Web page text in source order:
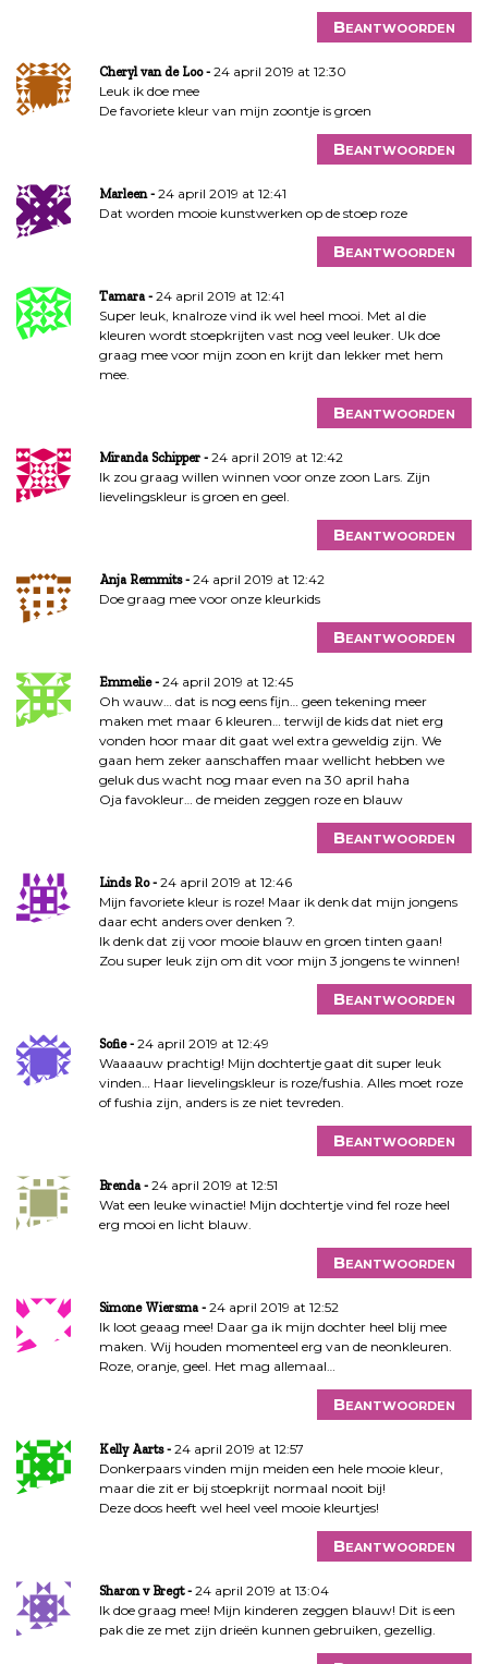
Beantwoorden
Cheryl van de Loo
24 april 2019 at 12:30
Leuk ik doe mee
De favoriete kleur van mijn zoontje is groen
Beantwoorden
Marleen
24 april 2019 at 12:41
Dat worden mooie kunstwerken op de stoep roze
Beantwoorden
Tamara
24 april 2019 at 12:41
Super leuk, knalroze vind ik wel heel mooi. Met al die
kleuren wordt stoepkrijten vast nog veel leuker. Uk doe
graag mee voor mijn zoon en krijt dan lekker met hem
mee.
Beantwoorden
Miranda Schipper
24 april 2019 at 12:42
Ik zou graag willen winnen voor onze zoon Lars. Zijn
lievelingskleur is groen en geel.
Beantwoorden
Anja Remmits
24 april 2019 at 12:42
Doe graag mee voor onze kleurkids
Beantwoorden
Emmelie
24 april 2019 at 12:45
Oh wauw… dat is nog eens fijn… geen tekening meer
maken met maar 6 kleuren… terwijl de kids dat niet erg
vonden hoor maar dit gaat wel extra geweldig zijn. We
gaan hem zeker aanschaffen maar wellicht hebben we
geluk dus wacht nog maar even na 30 april haha
Oja favokleur… de meiden zeggen roze en blauw
Beantwoorden
Linds Ro
24 april 2019 at 12:46
Mijn favoriete kleur is roze! Maar ik denk dat mijn jongens
daar echt anders over denken ?.
Ik denk dat zij voor mooie blauw en groen tinten gaan!
Zou super leuk zijn om dit voor mijn 3 jongens te winnen!
Beantwoorden
Sofie
24 april 2019 at 12:49
Waaaauw prachtig! Mijn dochtertje gaat dit super leuk
vinden… Haar lievelingskleur is roze/fushia. Alles moet roze
of fushia zijn, anders is ze niet tevreden.
Beantwoorden
Brenda
24 april 2019 at 12:51
Wat een leuke winactie! Mijn dochtertje vind fel roze heel
erg mooi en licht blauw.
Beantwoorden
Simone Wiersma
24 april 2019 at 12:52
Ik loot geaag mee! Daar ga ik mijn dochter heel blij mee
maken. Wij houden momenteel erg van de neonkleuren.
Roze, oranje, geel. Het mag allemaal…
Beantwoorden
Kelly Aarts
24 april 2019 at 12:57
Donkerpaars vinden mijn meiden een hele mooie kleur,
maar die zit er bij stoepkrijt normaal nooit bij!
Deze doos heeft wel heel veel mooie kleurtjes!
Beantwoorden
Sharon v Bregt
24 april 2019 at 13:04
Ik doe graag mee! Mijn kinderen zeggen blauw! Dit is een
pak die ze met zijn drieën kunnen gebruiken, gezellig.